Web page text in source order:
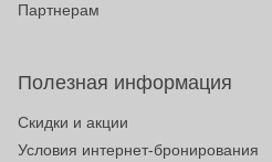
Партнерам
Полезная информация
Скидки и акции
Условия интернет-бронирования